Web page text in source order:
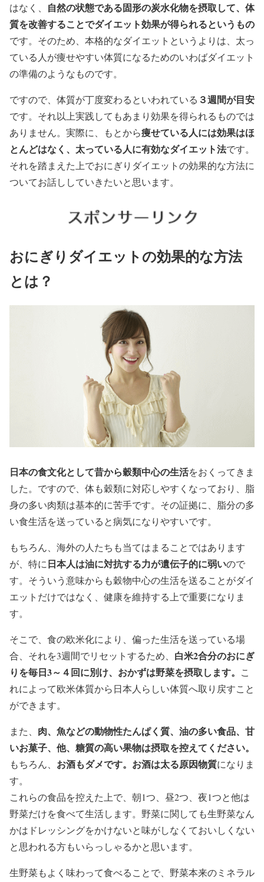
はなく、 自然の状態である固形の炭水化物を摂取して、体
質を改善することでダイエット効果が得られるというもの
です。そのため、本格的なダイエットというよりは、太っ
ている人が痩せやすい体質になるためのいわばダイエット
の準備のようなものです。
ですので、体質が丁度変わるといわれている ３週間が目安
です。それ以上実践してもあまり効果を得られるものでは
ありません。実際に、もとから痩せている人には効果はほ
とんどはなく、 太っている人に有効なダイエット法です。
それを踏まえた上でおにぎりダイエットの効果的な方法に
ついてお話ししていきたいと思います。
おにぎりダイエットの効果的な方法
とは？
日本の食文化として昔から穀類中心の生活をおくってきま
した。ですので、体も穀類に対応しやすくなっており、脂
身の多い肉類は基本的に苦手です。その証拠に、脂分の多
い食生活を送っていると病気になりやすいです。
もちろん、海外の人たちも当てはまることではあります
が、特に日本人は油に対抗する力が遺伝子的に弱いので
す。そういう意味からも穀物中心の生活を送ることがダイ
エットだけではなく、健康を維持する上で重要になりま
す。
そこで、食の欧米化により、偏った生活を送っている場
合、それを3週間でリセットするため、 白米2合分のおにぎ
りを毎日3～４回に別け、おかずは野菜を摂取します。 こ
れによって欧米体質から日本人らしい体質へ取り戻すこと
ができます。
また、 肉、魚などの動物性たんぱく質、油の多い食品、甘
いお菓子、他、糖質の高い果物は摂取を控えてください。
もちろん、 お酒もダメです。お酒は太る原因物質になりま
す。
これらの食品を控えた上で、朝1つ、昼2つ、夜1つと他は
野菜だけを食べて生活します。野菜に関しても生野菜なん
かはドレッシングをかけないと味がしなくておいしくない
と思われる方もいらっしゃるかと思います。
生野菜もよく味わって食べることで、野菜本来のミネラル